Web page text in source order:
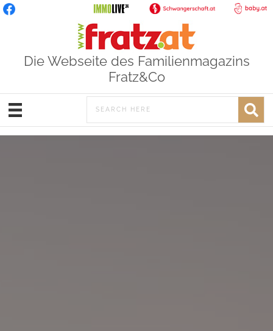
Die Webseite des Familienmagazins
Fratz&Co